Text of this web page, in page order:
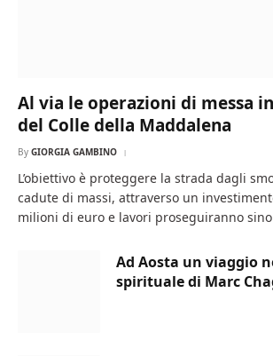
Al via le operazioni di messa
del Colle della Maddalena
By GIORGIA GAMBINO
L’obiettivo è proteggere la strada dagli
cadute di massi, attraverso un
milioni di euro e lavori proseguiranno sino
Ad Aosta un viaggio
spirituale di Marc